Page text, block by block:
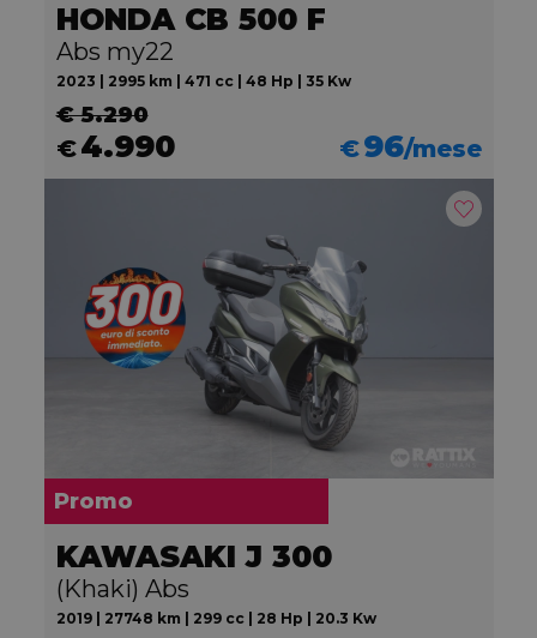
HONDA CB 500 F
Abs my22
2023 | 2995 km | 471 cc | 48 Hp | 35 Kw
€ 5.290
€4.990 €96/mese
Promo
KAWASAKI J 300
(Khaki) Abs
2019 | 27748 km | 299 cc | 28 Hp | 20.3 Kw